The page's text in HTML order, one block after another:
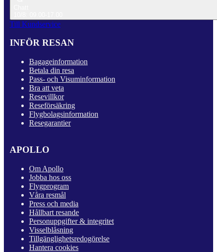
Till Kundservice
INFÖR RESAN
Bagageinformation
Betala din resa
Pass- och Visuminformation
Bra att veta
Resevillkor
Reseförsäkring
Flygbolagsinformation
Resegarantier
APOLLO
Om Apollo
Jobba hos oss
Flygprogram
Våra resmål
Press och media
Hållbart resande
Personuppgifter & integritet
Visselblåsning
Tillgänglighetsredogörelse
Hantera cookies